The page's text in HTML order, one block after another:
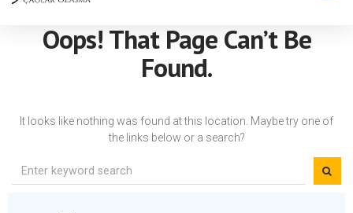
Oops! That Page Can’t Be
Found.
It looks like nothing was found at this location. Maybe try one of
the links below or a search?